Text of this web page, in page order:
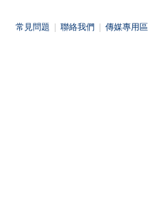
常見問題 聯絡我們 傳媒專用區